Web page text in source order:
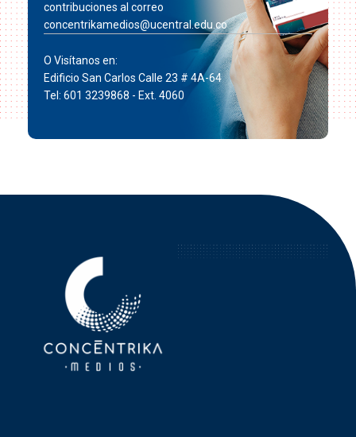
contribuciones al correo
concentrikamedios@ucentral.edu.co
O Visítanos en:
Edificio San Carlos Calle 23 # 4A-64
Tel: 601 3239868 - Ext. 4060